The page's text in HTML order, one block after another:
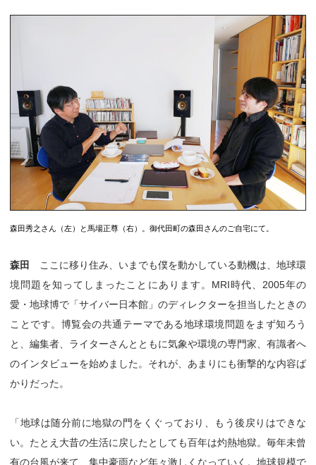
森田秀之さん（左）と馬場正尊（右）。御代田町の森田さんのご自宅にて。
森田
ここに移り住み、いまでも僕を動かしている動機は、地球環
境問題を知ってしまったことにあります。MRI時代、2005年の
愛・地球博で「サイバー日本館」のディレクターを担当したときの
ことです。博覧会の共通テーマである地球環境問題をまず知ろう
と、編集者、ライターさんとともに気象や環境の専門家、有識者へ
のインタビューを始めました。それが、あまりにも衝撃的な内容ば
かりだった。
「地球は随分前に地獄の門をくぐっており、もう後戻りはできな
い。たとえ大昔の生活に戻したとしても百年は灼熱地獄。毎年未曾
有の台風が来て、集中豪雨など年々激しくなっていく。地球規模で